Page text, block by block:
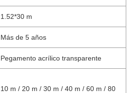
1.52*30 m
Más de 5 años
Pegamento acrílico transparente
10 m / 20 m / 30 m / 40 m / 60 m / 80